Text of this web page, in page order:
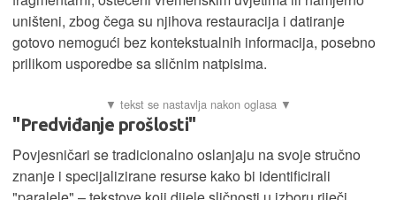
uništeni, zbog čega su njihova restauracija i datiranje
gotovo nemogući bez kontekstualnih informacija, posebno
prilikom usporedbe sa sličnim natpisima.
"Predviđanje prošlosti"
Povjesničari se tradicionalno oslanjaju na svoje stručno
znanje i specijalizirane resurse kako bi identificirali